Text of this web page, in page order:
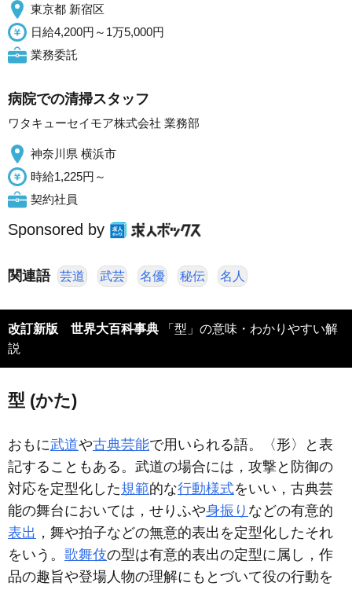
東京都 新宿区
日給4,200円～1万5,000円
業務委託
病院での清掃スタッフ
ワタキューセイモア株式会社 業務部
神奈川県 横浜市
時給1,225円～
契約社員
Sponsored by
関連語 芸道 武芸 名優 秘伝 名人
改訂新版 世界大百科事典
説
型 (かた)
おもに武道や古典芸能で用いられる語。〈形〉と表
記することもある。武道の場合には，攻撃と防御の
対応を定型化した規範的な行動様式をいい，古典芸
能の舞台においては，せりふや身振り などの有意的
表出 ，舞や拍子などの無意的表出を定型化したそれ
をいう。 歌舞伎の型は有意的表出の定型に属し，作
品の趣旨や登場人物の理解にもとづいて役の行動を